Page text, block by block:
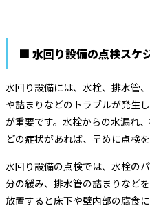
■ 水回り設備の点検スケ
水回り設備には、水栓、排水管
や詰まりなどのトラブルが発生
が重要です。水栓からの水漏れ
どの症状があれば、早めに点検を
水回り設備の点検では、水栓の
分の緩み、排水管の詰まりなど
放置すると床下や壁内部の腐食